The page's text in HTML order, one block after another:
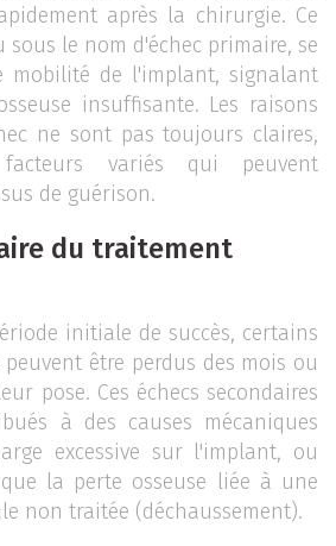
après la chirurgie. Ce
sous le nom d'échec primaire, se
mobilité de l'implant, signalant
insuffisante. Les raisons
ne sont pas toujours claires,
variés qui peuvent
de guérison.
du traitement
initiale de succès, certains
être perdus des mois ou
pose. Ces échecs secondaires
à des causes mécaniques
excessive sur l'implant, ou
la perte osseuse liée à une
non traitée (déchaussement).